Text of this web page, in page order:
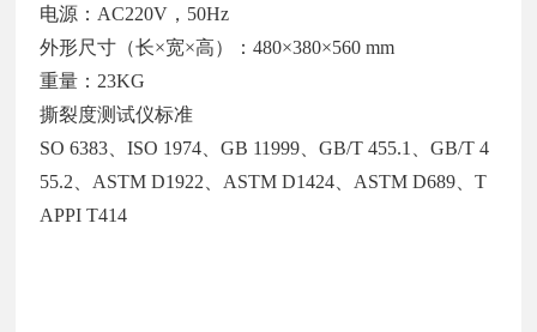
电源：AC220V，50Hz
外形尺寸（长×宽×高）：480×380×560 mm
重量：23KG
撕裂度测试仪标准
SO 6383、ISO 1974、GB 11999、GB/T 455.1、GB/T 4
55.2、ASTM D1922、ASTM D1424、ASTM D689、T
APPI T414